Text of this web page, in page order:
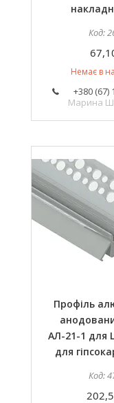
Немає в
+380 (67)
Марина
Профіль
АЛ-21-1 для
для